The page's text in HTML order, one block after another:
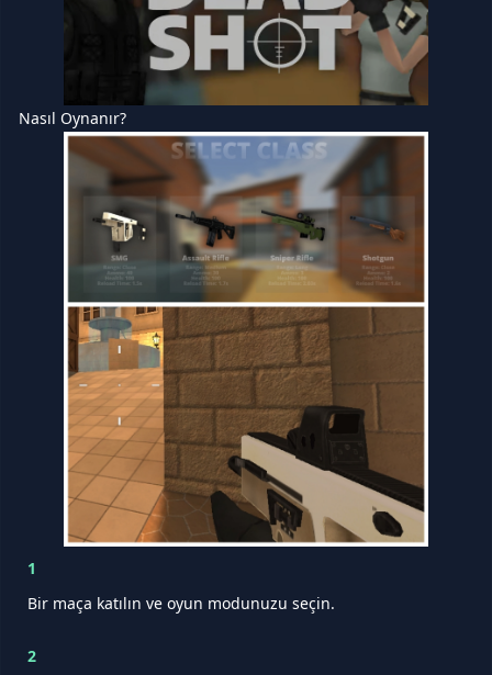
Nasıl Oynanır?
1
Bir maça katılın ve oyun modunuzu seçin.
2